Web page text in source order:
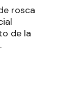
rosca
de la
.